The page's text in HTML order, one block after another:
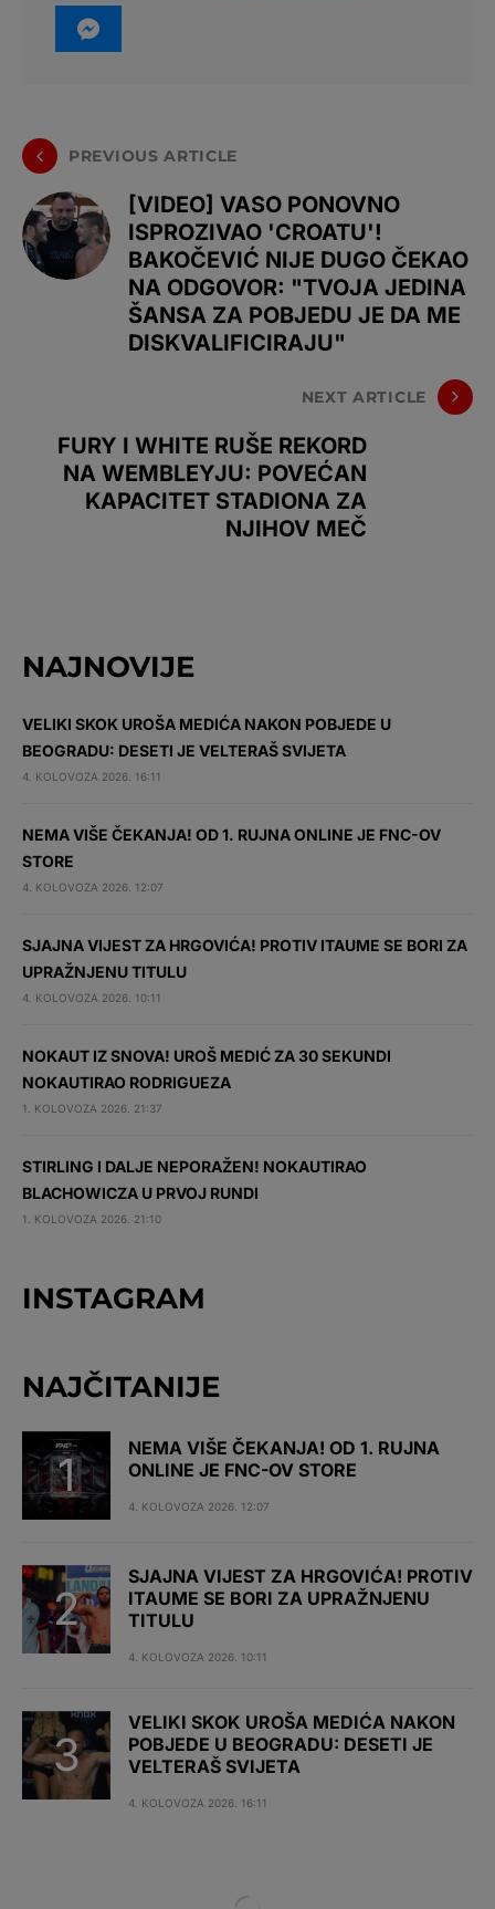
PREVIOUS ARTICLE
[VIDEO] VASO PONOVNO
ISPROZIVAO 'CROATU'!
BAKOČEVIĆ NIJE DUGO ČEKAO
NA ODGOVOR: "TVOJA JEDINA
ŠANSA ZA POBJEDU JE DA ME
DISKVALIFICIRAJU"
NEXT ARTICLE
FURY I WHITE RUŠE REKORD
NA WEMBLEYJU: POVEĆAN
KAPACITET STADIONA ZA
NJIHOV MEČ
NAJNOVIJE
VELIKI SKOK UROŠA MEDIĆA NAKON POBJEDE U
BEOGRADU: DESETI JE VELTERAŠ SVIJETA
4. KOLOVOZA 2026. 16:11
NEMA VIŠE ČEKANJA! OD 1. RUJNA ONLINE JE FNC-OV
STORE
4. KOLOVOZA 2026. 12:07
SJAJNA VIJEST ZA HRGOVIĆA! PROTIV ITAUME SE BORI ZA
UPRAŽNJENU TITULU
4. KOLOVOZA 2026. 10:11
NOKAUT IZ SNOVA! UROŠ MEDIĆ ZA 30 SEKUNDI
NOKAUTIRAO RODRIGUEZA
1. KOLOVOZA 2026. 21:37
STIRLING I DALJE NEPORAŽEN! NOKAUTIRAO
BLACHOWICZA U PRVOJ RUNDI
1. KOLOVOZA 2026. 21:10
INSTAGRAM
NAJČITANIJE
NEMA VIŠE ČEKANJA! OD 1. RUJNA
ONLINE JE FNC-OV STORE
4. KOLOVOZA 2026. 12:07
SJAJNA VIJEST ZA HRGOVIĆA! PROTIV
ITAUME SE BORI ZA UPRAŽNJENU
TITULU
4. KOLOVOZA 2026. 10:11
VELIKI SKOK UROŠA MEDIĆA NAKON
POBJEDE U BEOGRADU: DESETI JE
VELTERAŠ SVIJETA
4. KOLOVOZA 2026. 16:11